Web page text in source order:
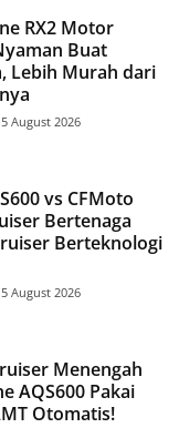
RX2 Motor
Buat
Lebih Murah dari
5 August 2026
vs CFMoto
Bertenaga
Berteknologi
5 August 2026
Menengah
AQS600 Pakai
Otomatis!